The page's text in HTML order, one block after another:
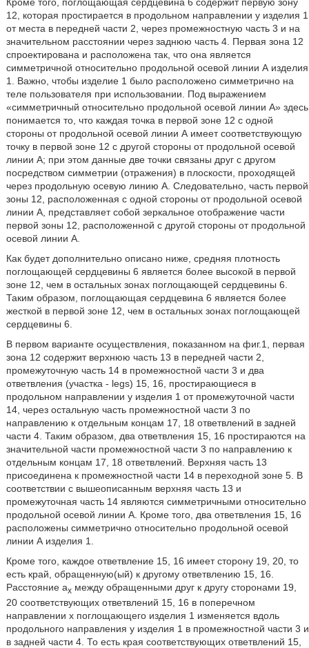
12, которая простирается в продольном направлении y изделия 1
от места в передней части 2, через промежностную часть 3 и на
значительном расстоянии через заднюю часть 4. Первая зона 12
спроектирована и расположена так, что она является
симметричной относительно продольной осевой линии А изделия
1. Важно, чтобы изделие 1 было расположено симметрично на
теле пользователя при использовании. Под выражением
«симметричный относительно продольной осевой линии А» здесь
понимается то, что каждая точка в первой зоне 12 с одной
стороны от продольной осевой линии А имеет соответствующую
точку в первой зоне 12 с другой стороны от продольной осевой
линии А; при этом данные две точки связаны друг с другом
посредством симметрии (отражения) в плоскости, проходящей
через продольную осевую линию А. Следовательно, часть первой
зоны 12, расположенная с одной стороны от продольной осевой
линии А, представляет собой зеркальное отображение части
первой зоны 12, расположенной с другой стороны от продольной
осевой линии А.
Как будет дополнительно описано ниже, средняя плотность
поглощающей сердцевины 6 является более высокой в первой
зоне 12, чем в остальных зонах поглощающей сердцевины 6.
Таким образом, поглощающая сердцевина 6 является более
жесткой в первой зоне 12, чем в остальных зонах поглощающей
сердцевины 6.
В первом варианте осуществления, показанном на фиг.1, первая
зона 12 содержит верхнюю часть 13 в передней части 2,
промежуточную часть 14 в промежностной части 3 и два
ответвления (участка - legs) 15, 16, простирающиеся в
продольном направлении y изделия 1 от промежуточной части
14, через остальную часть промежностной части 3 по
направлению к отдельным концам 17, 18 ответвлений в задней
части 4. Таким образом, два ответвления 15, 16 простираются на
значительной части промежностной части 3 по направлению к
отдельным концам 17, 18 ответвлений. Верхняя часть 13
присоединена к промежностной части 14 в переходной зоне 5. В
соответствии с вышеописанным верхняя часть 13 и
промежуточная часть 14 являются симметричными относительно
продольной осевой линии А. Кроме того, два ответвления 15, 16
расположены симметрично относительно продольной осевой
линии А изделия 1.
Кроме того, каждое ответвление 15, 16 имеет сторону 19, 20, то
есть край, обращенную(ый) к другому ответвлению 15, 16.
Расстояние ахмежду обращенными друг к другу сторонами 19,
20 соответствующих ответвлений 15, 16 в поперечном
направлении x поглощающего изделия 1 изменяется вдоль
продольного направления y изделия 1 в промежностной части 3 и
в задней части 4. То есть края соответствующих ответвлений 15,